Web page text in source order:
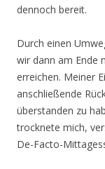
dennoch bereit.
Durch einen
wir dann am Ende
erreichen. Meiner
anschließende
überstanden zu
trocknete mich,
De-Facto-